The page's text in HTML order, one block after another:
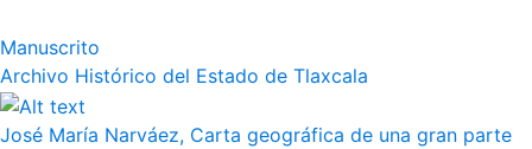
Manuscrito
Archivo Histórico del Estado de Tlaxcala
José María Narváez, Carta geográfica de una gran parte